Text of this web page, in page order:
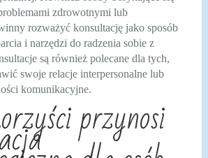
zdrowotnymi lub
rozważyć konsultację jako sposób
i narzędzi do radzenia sobie z
są również polecane dla tych,
swoje relacje interpersonalne lub
komunikacyjne.
przynosi